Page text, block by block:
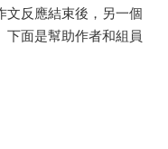
文反應結束後，另一個
下面是幫助作者和組員